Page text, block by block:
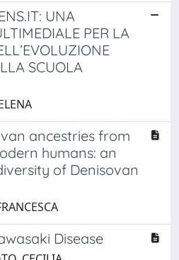
UNA
PER LA
SCUOLA
ancestries from
humans: an
of Denisovan
Disease